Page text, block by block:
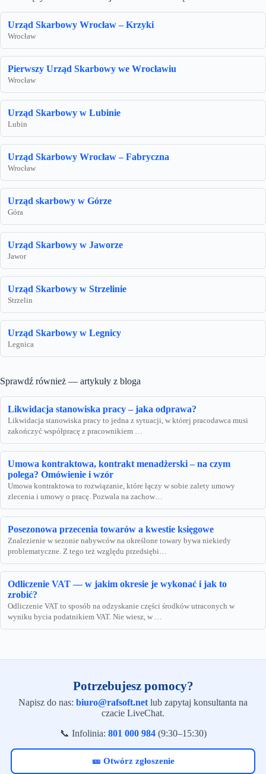
Urząd Skarbowy Wrocław – Krzyki
Wrocław
Pierwszy Urząd Skarbowy we Wrocławiu
Wrocław
Urząd Skarbowy w Lubinie
Lubin
Urząd Skarbowy Wrocław – Fabryczna
Wrocław
Urząd skarbowy w Górze
Góra
Urząd Skarbowy w Jaworze
Jawor
Urząd Skarbowy w Strzelinie
Strzelin
Urząd Skarbowy w Legnicy
Legnica
Sprawdź również — artykuły z bloga
Likwidacja stanowiska pracy – jaka odprawa?
Likwidacja stanowiska pracy to jedna z sytuacji, w której pracodawca musi
zakończyć współpracę z pracownikiem …
Umowa kontraktowa, kontrakt menadżerski – na czym
polega? Omówienie i wzór
Umowa kontraktowa to rozwiązanie, które łączy w sobie zalety umowy
zlecenia i umowy o pracę. Pozwala na zachow…
Posezonowa przecenia towarów a kwestie księgowe
Znalezienie w sezonie nabywców na określone towary bywa niekiedy
problematyczne. Z tego też względu przedsiębi…
Odliczenie VAT — w jakim okresie je wykonać i jak to
zrobić?
Odliczenie VAT to sposób na odzyskanie części środków utraconych w
wyniku bycia podatnikiem VAT. Nie wiesz, w …
Potrzebujesz pomocy?
Napisz do nas: biuro@rafsoft.net lub zapytaj konsultanta na
czacie LiveChat.
📞 Infolinia: 801 000 984(9:30–15:30)
🎫 Otwórz zgłoszenie